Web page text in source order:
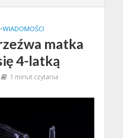
•WIADOMOŚCI
matka
4-latką
1 minut czytania